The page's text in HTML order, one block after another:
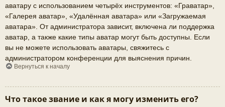
аватару с использованием четырёх инструментов: «Граватар»,
«Галерея аватар», «Удалённая аватара» или «Загружаемая
аватара». От администратора зависит, включена ли поддержка
аватар, а также какие типы аватар могут быть доступны. Если
вы не можете использовать аватары, свяжитесь с
администратором конференции для выяснения причин.
Вернуться к началу
Что такое звание и как я могу изменить его?